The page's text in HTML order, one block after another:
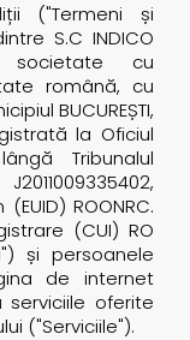
("Termeni și
S.C INDICO
societate cu
română, cu
BUCUREȘTI,
la Oficiul
Tribunalul
J2011009335402,
ROONRC.
(CUI) RO
și persoanele
de internet
serviciile oferite
("Serviciile").